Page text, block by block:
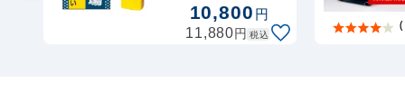
射出力 (MPS-
SMD136-H(2))
10,800円
11,880円 税込